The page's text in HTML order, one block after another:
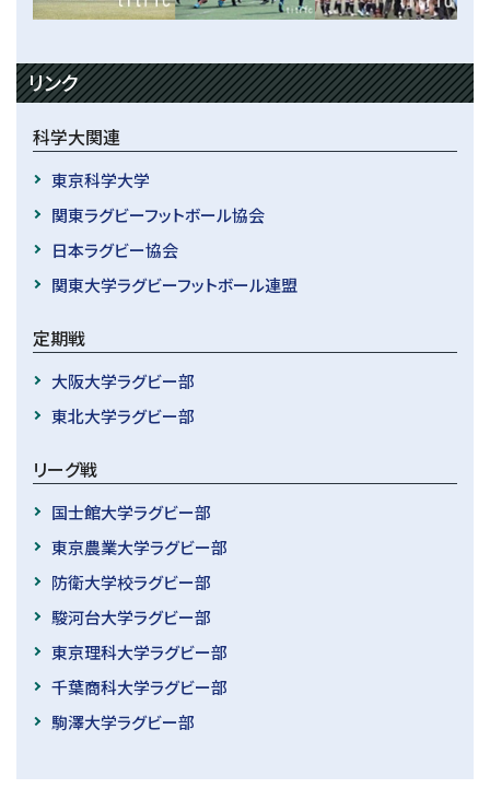
リンク
科学大関連
東京科学大学
関東ラグビーフットボール協会
日本ラグビー協会
関東大学ラグビーフットボール連盟
定期戦
大阪大学ラグビー部
東北大学ラグビー部
リーグ戦
国士館大学ラグビー部
東京農業大学ラグビー部
防衛大学校ラグビー部
駿河台大学ラグビー部
東京理科大学ラグビー部
千葉商科大学ラグビー部
駒澤大学ラグビー部